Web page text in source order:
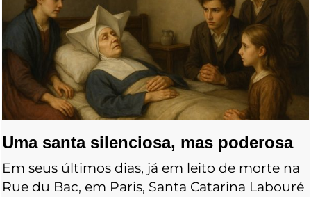
Uma santa silenciosa, mas poderosa
Em seus últimos dias, já em leito de morte na
Rue du Bac, em Paris, Santa Catarina Labouré